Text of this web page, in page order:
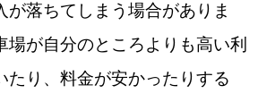
が落ちてしまう場合がありま
場が自分のところよりも高い利
たり、料金が安かったりする